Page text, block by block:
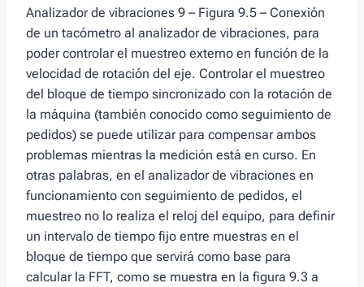
Analizador de vibraciones 9 – Figura 9.5 – Conexión
de un tacómetro al analizador de vibraciones, para
poder controlar el muestreo externo en función de la
velocidad de rotación del eje. Controlar el muestreo
del bloque de tiempo sincronizado con la rotación de
la máquina (también conocido como seguimiento de
pedidos) se puede utilizar para compensar ambos
problemas mientras la medición está en curso. En
otras palabras, en el analizador de vibraciones en
funcionamiento con seguimiento de pedidos, el
muestreo no lo realiza el reloj del equipo, para definir
un intervalo de tiempo fijo entre muestras en el
bloque de tiempo que servirá como base para
calcular la FFT, como se muestra en la figura 9.3 a